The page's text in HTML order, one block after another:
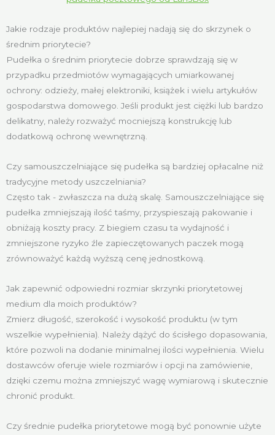
Jakie rodzaje produktów najlepiej nadają się do skrzynek o
średnim priorytecie?
Pudełka o średnim priorytecie dobrze sprawdzają się w
przypadku przedmiotów wymagających umiarkowanej
ochrony: odzieży, małej elektroniki, książek i wielu artykułów
gospodarstwa domowego. Jeśli produkt jest ciężki lub bardzo
delikatny, należy rozważyć mocniejszą konstrukcję lub
dodatkową ochronę wewnętrzną.
Czy samouszczelniające się pudełka są bardziej opłacalne niż
tradycyjne metody uszczelniania?
Często tak - zwłaszcza na dużą skalę. Samouszczelniające się
pudełka zmniejszają ilość taśmy, przyspieszają pakowanie i
obniżają koszty pracy. Z biegiem czasu ta wydajność i
zmniejszone ryzyko źle zapieczętowanych paczek mogą
zrównoważyć każdą wyższą cenę jednostkową.
Jak zapewnić odpowiedni rozmiar skrzynki priorytetowej
medium dla moich produktów?
Zmierz długość, szerokość i wysokość produktu (w tym
wszelkie wypełnienia). Należy dążyć do ścisłego dopasowania,
które pozwoli na dodanie minimalnej ilości wypełnienia. Wielu
dostawców oferuje wiele rozmiarów i opcji na zamówienie,
dzięki czemu można zmniejszyć wagę wymiarową i skutecznie
chronić produkt.
Czy średnie pudełka priorytetowe mogą być ponownie użyte